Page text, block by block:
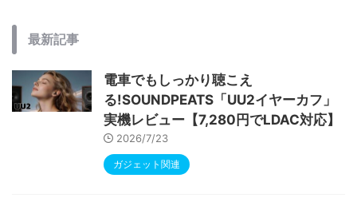
最新記事
電車でもしっかり聴こえ
る!SOUNDPEATS「UU2イヤーカフ」
実機レビュー【7,280円でLDAC対応】
2026/7/23
ガジェット関連